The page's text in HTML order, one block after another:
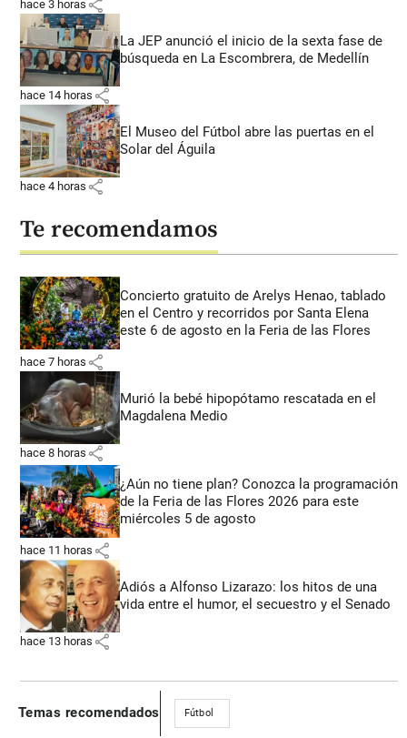
hace 3 horas
La JEP anunció el inicio de la sexta fase de
búsqueda en La Escombrera, de Medellín
hace 14 horas share
El Museo del Fútbol abre las puertas en el
Solar del Águila
hace 4 horas share
Te recomendamos
Concierto gratuito de Arelys Henao, tablado
en el Centro y recorridos por Santa Elena
este 6 de agosto en la Feria de las Flores
hace 7 horas share
Murió la bebé hipopótamo rescatada en el
Magdalena Medio
hace 8 horas share
¿Aún no tiene plan? Conozca la programación
de la Feria de las Flores 2026 para este
miércoles 5 de agosto
hace 11 horas share
Adiós a Alfonso Lizarazo: los hitos de una
vida entre el humor, el secuestro y el Senado
hace 13 horas share
Temas recomendados Fútbol